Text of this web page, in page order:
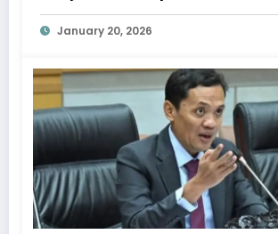
Berkelanjutan
January 20, 2026